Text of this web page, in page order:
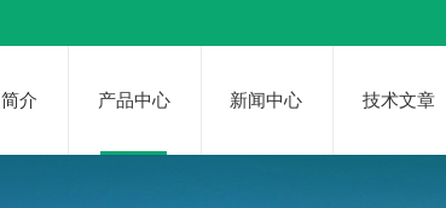
介 产品中心 新闻中心 技术文章